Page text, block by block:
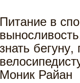
Питание в
знать бегуну,
Моник Райан